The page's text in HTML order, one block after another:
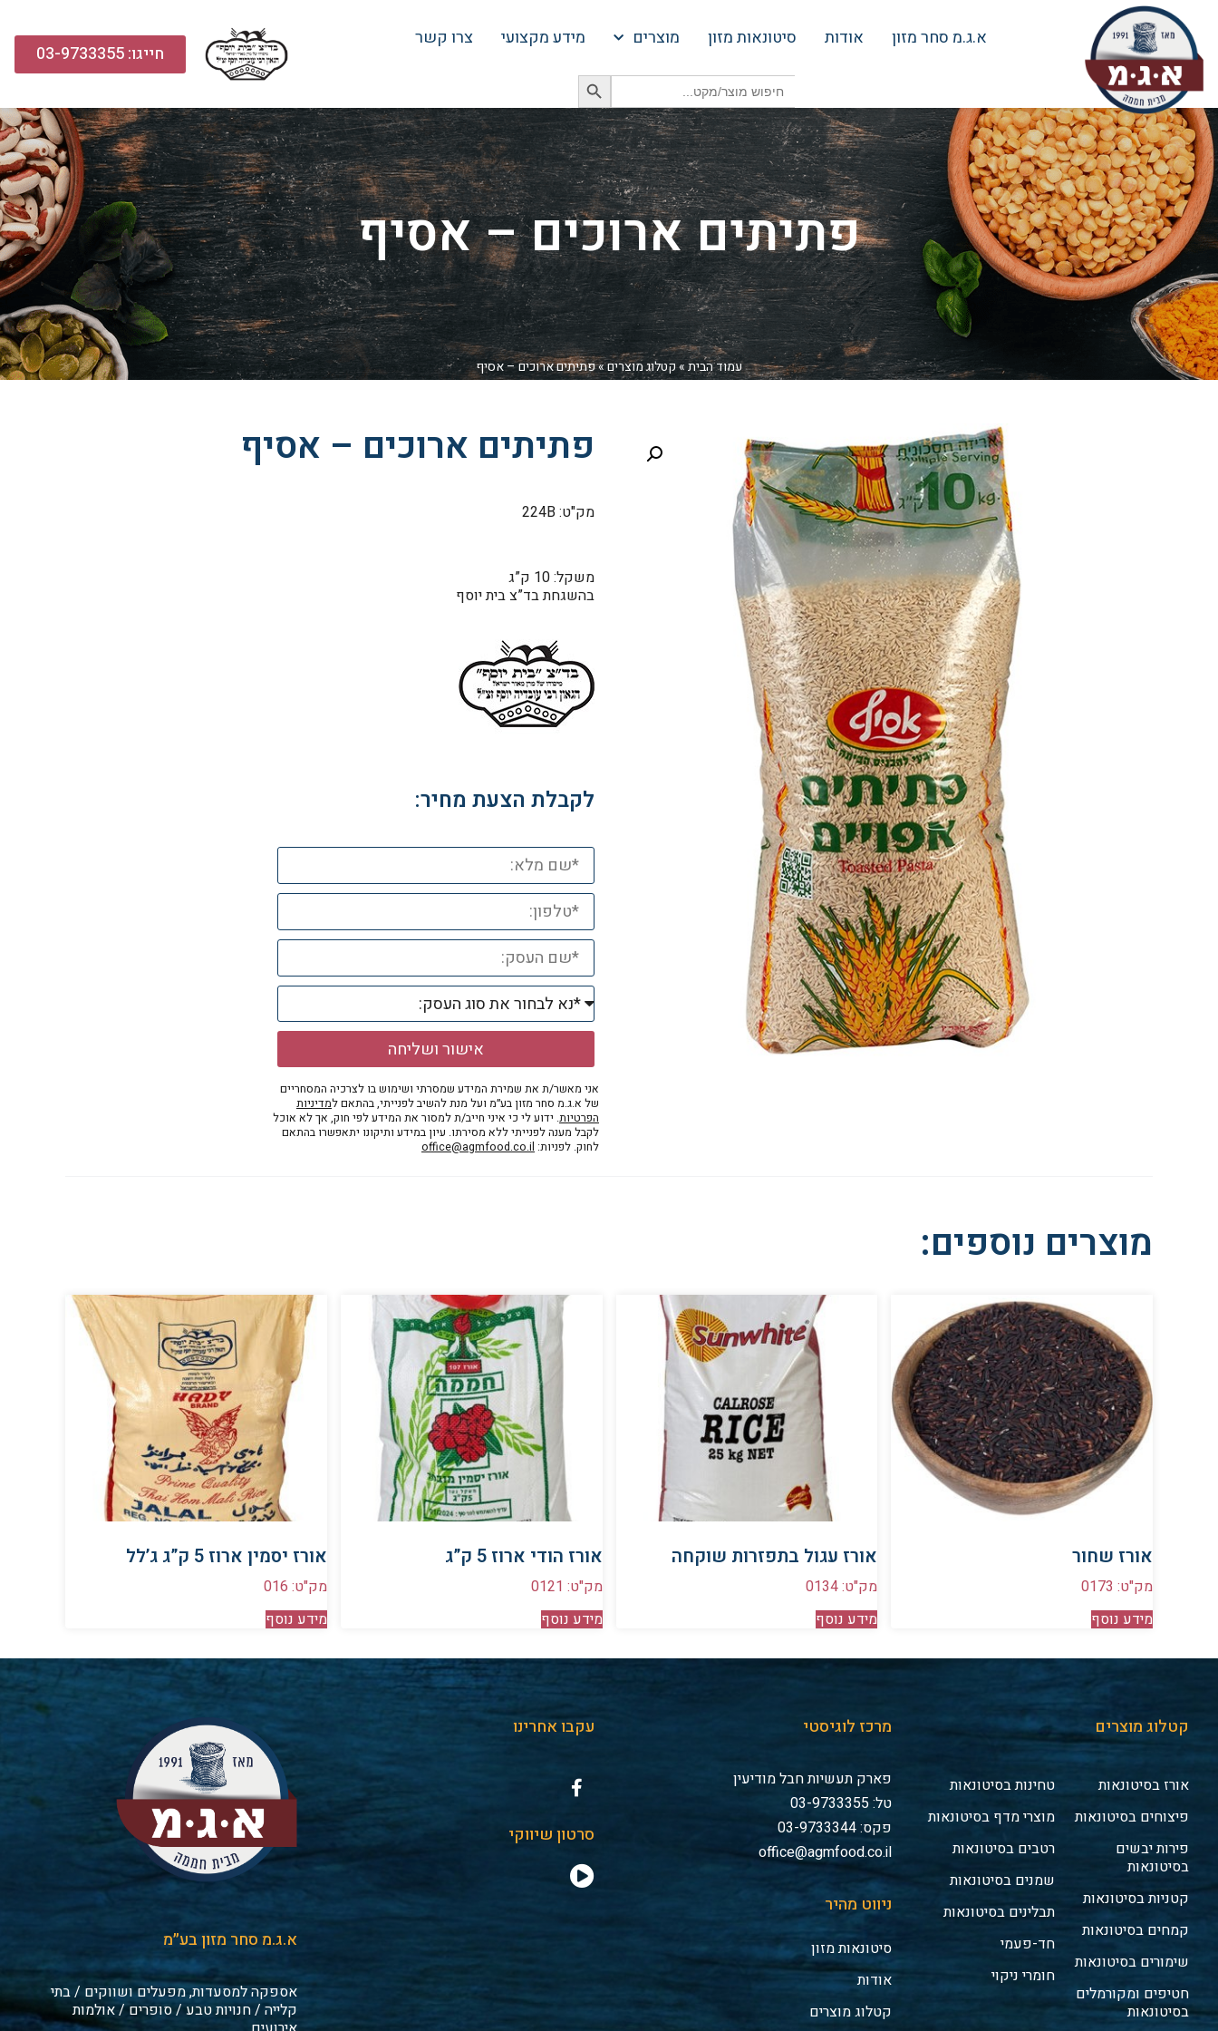
א.ג.מ סחר מזון אודות סיטונאות מזון מוצרים מידע מקצועי צרו קשר
Search
for:
Search Button
חייגו: 03-9733355
פתיתים ארוכים – אסיף
עמוד הבית»קטלוג מוצרים»פתיתים ארוכים – אסיף
פתיתים ארוכים – אסיף
מק"ט: 224B
משקל: 10 ק”ג
בהשגחת בד”צ בית יוסף
לקבלת הצעת מחיר:
אישור ושליחה
אני מאשר/ת את שמירת המידע שמסרתי ושימוש בו לצרכיה המסחריים
של א.ג.מ סחר מזון בע״מ ועל מנת להשיב לפנייתי, בהתאם למדיניות
הפרטיות. ידוע לי כי איני חייב/ת למסור את המידע לפי חוק, אך לא אוכל
לקבל מענה לפנייתי ללא מסירתו. עיון במידע ותיקונו יתאפשרו בהתאם
לחוק. לפניות: office@agmfood.co.il
מוצרים נוספים:
אורז שחור
מק"ט: 0173
מידע נוסף
אורז עגול בתפזרות שוקחה
מק"ט: 0134
מידע נוסף
אורז הודי ארוז 5 ק”ג
מק"ט: 0121
מידע נוסף
אורז יסמין ארוז 5 ק”ג ג’לל
מק"ט: 016
מידע נוסף
קטלוג מוצרים
אורז בסיטונאות
פיצוחים בסיטונאות
פירות יבשים
בסיטונאות
קטניות בסיטונאות
קמחים בסיטונאות
שימורים בסיטונאות
חטיפים ומקורמלים
בסיטונאות
טחינות בסיטונאות
מוצרי מדף בסיטונאות
רטבים בסיטונאות
שמנים בסיטונאות
תבלינים בסיטונאות
חד-פעמי
חומרי ניקוי
מרכז לוגיסטי
פארק תעשיות חבל מודיעין
טל: 03-9733355
פקס: 03-9733344
office@agmfood.co.il
ניווט מהיר
סיטונאות מזון
אודות
קטלוג מוצרים
עקבו אחרינו
סרטון שיווקי
א.ג.מ סחר מזון בע״מ
אספקה למסעדות, מפעלים ושווקים / בתי
קלייה / חנויות טבע / סופרים / אולמות